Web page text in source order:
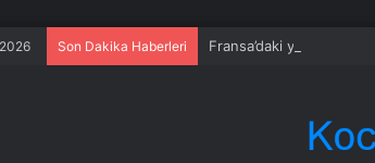
Son Dakika Haberleri Fransa’daki yangınlarda